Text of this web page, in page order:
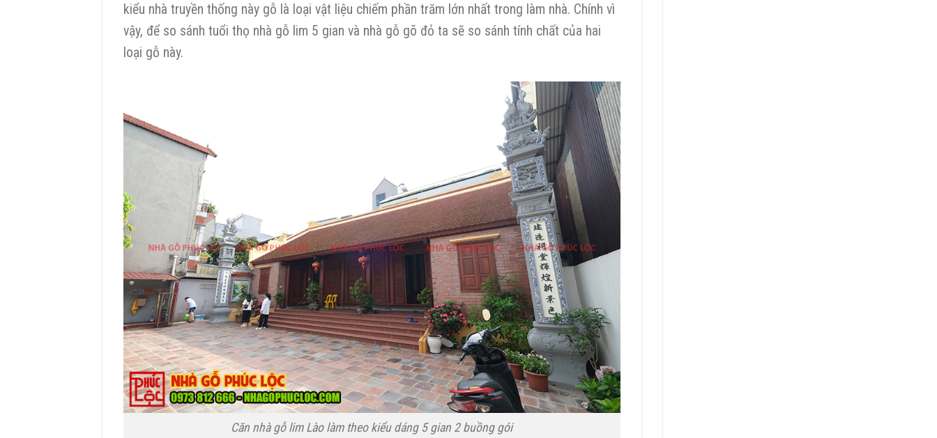
kiểu nhà truyền thống này gỗ là loại vật liệu chiếm phần trăm lớn nhất trong làm nhà. Chính vì
vậy, để so sánh tuổi thọ nhà gỗ lim 5 gian và nhà gỗ gõ đỏ ta sẽ so sánh tính chất của hai
loại gỗ này.
Căn nhà gỗ lim Lào làm theo kiểu dáng 5 gian 2 buồng gói